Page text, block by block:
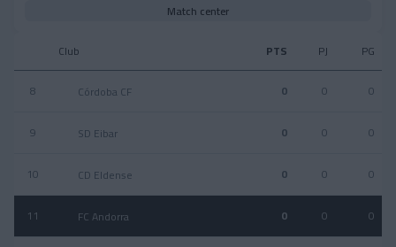
Match center
Club
PTS PJ
PG
8
Córdoba CF 0 0 0
9 SD Eibar 0 0 0
10 CD Eldense 0 0 0
11 FC Andorra 0 0 0